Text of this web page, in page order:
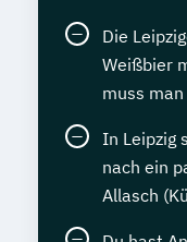
Die
Weißbier
muss
In Leipzig
nach ein
Allasch